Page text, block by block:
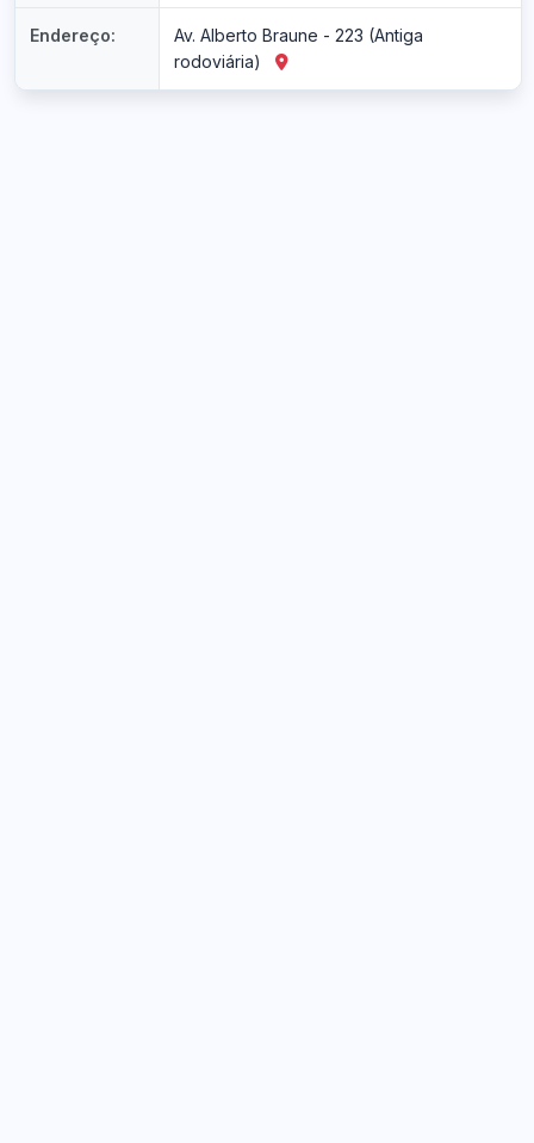
Endereço:
Av. Alberto Braune - 223 (Antiga
rodoviária)